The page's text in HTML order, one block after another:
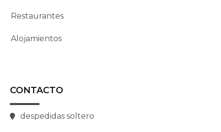
Restaurantes
Alojamientos
CONTACTO
despedidas soltero